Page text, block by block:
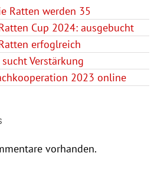
Ratten werden 35
Cup 2024: ausgebucht
erfoglreich
Verstärkung
2023 online
vorhanden.